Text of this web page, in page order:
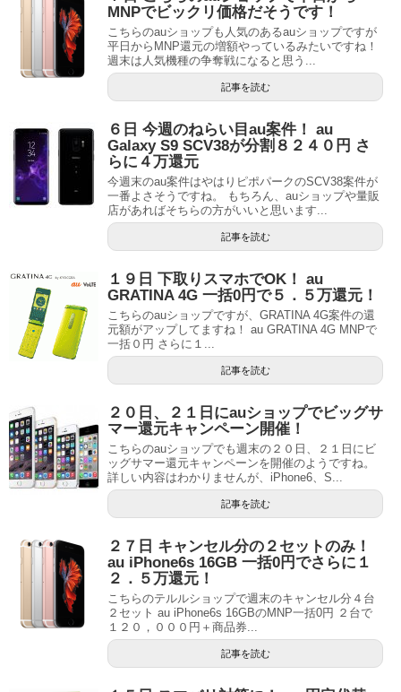
MNPでビックリ価格だそうです！
こちらのauショップも人気のあるauショップですが
平日からMNP還元の増額やっているみたいですね！
週末は人気機種の争奪戦になると思う...
記事を読む
６日 今週のねらい目au案件！ au
Galaxy S9 SCV38が分割８２４０円 さ
らに４万還元
今週末のau案件はやはりピポパークのSCV38案件が
一番よさそうですね。 もちろん、auショップや量販
店があればそちらの方がいいと思います...
記事を読む
１９日 下取りスマホでOK！ au
GRATINA 4G 一括0円で５．５万還元！
こちらのauショップですが、GRATINA 4G案件の還
元額がアップしてますね！ au GRATINA 4G MNPで
一括０円 さらに１...
記事を読む
２０日、２１日にauショップでビッグサ
マー還元キャンペーン開催！
こちらのauショップでも週末の２０日、２１日にビ
ッグサマー還元キャンペーンを開催のようですね。
詳しい内容はわかりませんが、iPhone6、S...
記事を読む
２７日 キャンセル分の２セットのみ！
au iPhone6s 16GB 一括0円でさらに１
２．５万還元！
こちらのテルルショップで週末のキャンセル分４台
２セット au iPhone6s 16GBのMNP一括0円 ２台で
１２０，０００円＋商品券...
記事を読む